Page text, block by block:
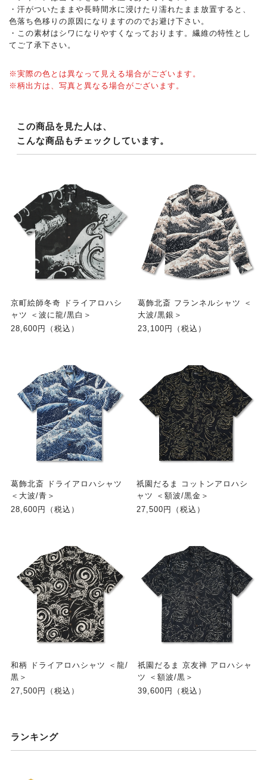
・汗がついたままや長時間水に浸けたり濡れたまま放置すると、
色落ち色移りの原因になりますののでお避け下さい。
・この素材はシワになりやすくなっております。繊維の特性とし
てご了承下さい。
※実際の色とは異なって見える場合がございます。
※柄出方は、写真と異なる場合がございます。
この商品を見た人は、
こんな商品もチェックしています。
京町絵師冬奇 ドライアロハシ
ャツ ＜波に龍/黒白＞
28,600円（税込）
葛飾北斎 フランネルシャツ ＜
大波/黒銀＞
23,100円（税込）
葛飾北斎 ドライアロハシャツ
＜大波/青＞
28,600円（税込）
祇園だるま コットンアロハシ
ャツ ＜額波/黒金＞
27,500円（税込）
和柄 ドライアロハシャツ ＜龍/
黒＞
27,500円（税込）
祇園だるま 京友禅 アロハシャ
ツ ＜額波/黒＞
39,600円（税込）
ランキング